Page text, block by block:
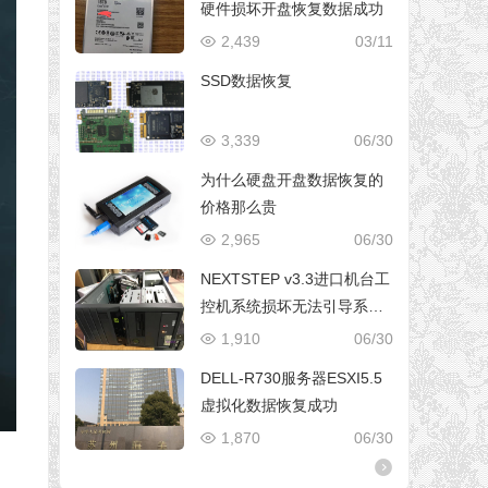
硬件损坏开盘恢复数据成功
03/11
2,439
SSD数据恢复
06/30
3,339
为什么硬盘开盘数据恢复的
价格那么贵
06/30
2,965
NEXTSTEP v3.3进口机台工
控机系统损坏无法引导系统
修复成功
06/30
1,910
DELL-R730服务器ESXI5.5
虚拟化数据恢复成功
06/30
1,870